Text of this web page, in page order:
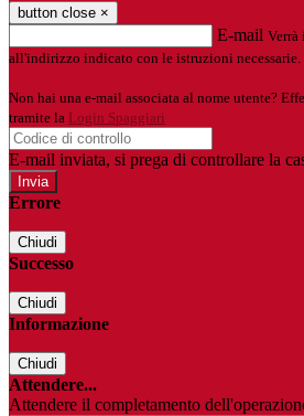
button close ×
E-mail Verrà
all'indirizzo indicato con le istruzioni necessarie.
Non hai una e-mail associata al nome utente?
tramite la Login Spaggiari
E-mail inviata, si prega di controllare la
Errore
Chiudi
Successo
Chiudi
Informazione
Chiudi
Attendere...
Attendere il completamento